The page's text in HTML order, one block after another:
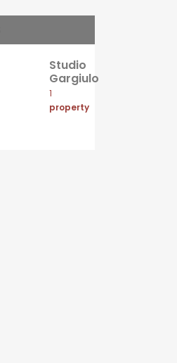
Studio
Gargiulo
1
property